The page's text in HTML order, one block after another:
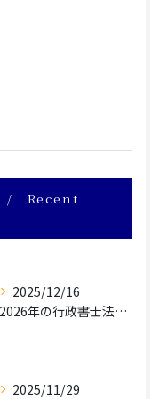
Recent
2025/12/16
2026年の行政書士法改正によって自動車業界が受ける影響について
2025/11/29